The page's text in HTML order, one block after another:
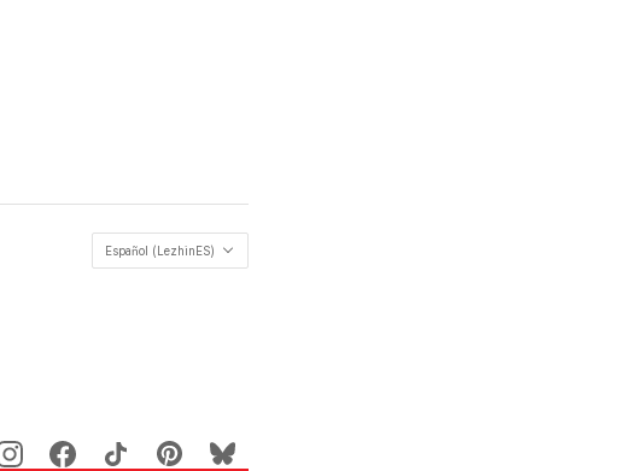
Español (LezhinES)